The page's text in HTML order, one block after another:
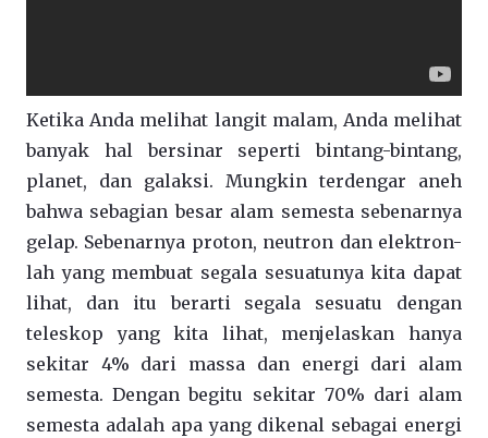
Ketika Anda melihat langit malam, Anda melihat
banyak hal bersinar seperti bintang-bintang,
planet, dan galaksi. Mungkin terdengar aneh
bahwa sebagian besar alam semesta sebenarnya
gelap. Sebenarnya proton, neutron dan elektron-
lah yang membuat segala sesuatunya kita dapat
lihat, dan itu berarti segala sesuatu dengan
teleskop yang kita lihat, menjelaskan hanya
sekitar 4% dari massa dan energi dari alam
semesta. Dengan begitu sekitar 70% dari alam
semesta adalah apa yang dikenal sebagai energi